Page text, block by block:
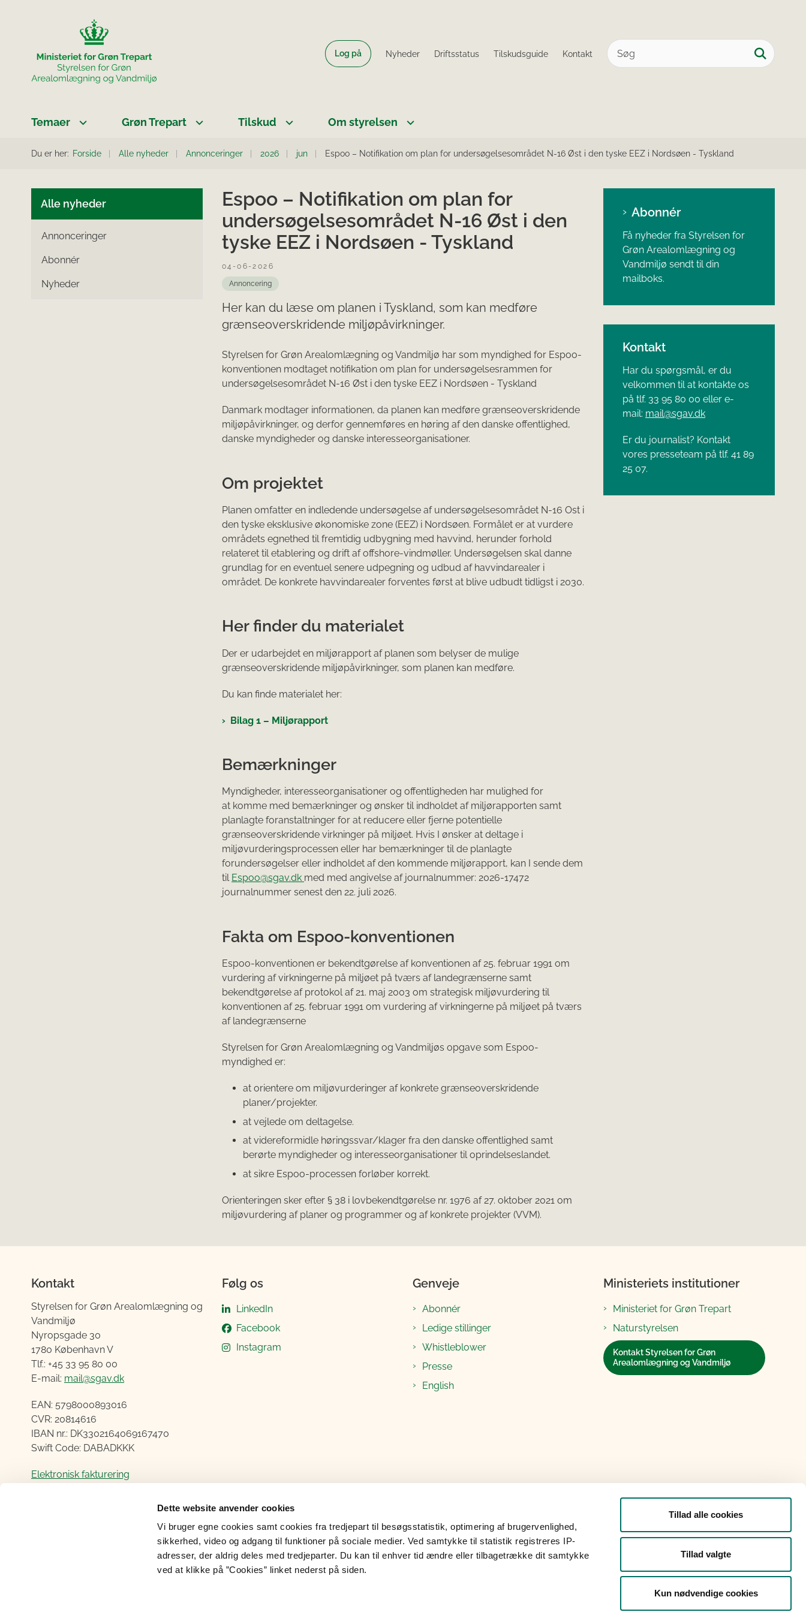
Dette website anvender cookies
Vi bruger egne cookies samt cookies fra tredjepart til besøgsstatistik, optimering af brugervenlighed,
sikkerhed, video og adgang til funktioner på sociale medier. Ved samtykke til statistik registreres IP-
adresser, der aldrig deles med tredjeparter. Du kan til enhver tid ændre eller tilbagetrække dit samtykke
ved at klikke på ”Cookies” linket nederst på siden.
Tillad alle cookies
Tillad valgte
Kun nødvendige cookies
Log på Nyheder Driftsstatus Tilskudsguide Kontakt
Temaer Grøn Trepart Tilskud Om styrelsen
Du er her: Forside Alle nyheder Annonceringer 2026 jun Espoo – Notifikation om plan for undersøgelsesområdet N-16 Øst i den tyske EEZ i Nordsøen - Tyskland
Alle nyheder
Annonceringer
Abonnér
Nyheder
Espoo – Notifikation om plan for
undersøgelsesområdet N-16 Øst i den
tyske EEZ i Nordsøen - Tyskland
04-06-2026
Annoncering
Her kan du læse om planen i Tyskland, som kan medføre
grænseoverskridende miljøpåvirkninger.
Styrelsen for Grøn Arealomlægning og Vandmiljø har som myndighed for Espoo-
konventionen modtaget notifikation om plan for undersøgelsesrammen for
undersøgelsesområdet N-16 Øst i den tyske EEZ i Nordsøen - Tyskland
Danmark modtager informationen, da planen kan medføre grænseoverskridende
miljøpåvirkninger, og derfor gennemføres en høring af den danske offentlighed,
danske myndigheder og danske interesseorganisationer.
Om projektet
Planen omfatter en indledende undersøgelse af undersøgelsesområdet N-16 Ost i
den tyske eksklusive økonomiske zone (EEZ) i Nordsøen. Formålet er at vurdere
områdets egnethed til fremtidig udbygning med havvind, herunder forhold
relateret til etablering og drift af offshore-vindmøller. Undersøgelsen skal danne
grundlag for en eventuel senere udpegning og udbud af havvindarealer i
området. De konkrete havvindarealer forventes først at blive udbudt tidligst i 2030.
Her finder du materialet
Der er udarbejdet en miljørapport af planen som belyser de mulige
grænseoverskridende miljøpåvirkninger, som planen kan medføre.
Du kan finde materialet her:
Bilag 1 – Miljørapport
Bemærkninger
Myndigheder, interesseorganisationer og offentligheden har mulighed for
at komme med bemærkninger og ønsker til indholdet af miljørapporten samt
planlagte foranstaltninger for at reducere eller fjerne potentielle
grænseoverskridende virkninger på miljøet. Hvis I ønsker at deltage i
miljøvurderingsprocessen eller har bemærkninger til de planlagte
forundersøgelser eller indholdet af den kommende miljørapport, kan I sende dem
til Espoo@sgav.dk med med angivelse af journalnummer: 2026-17472
journalnummer senest den 22. juli 2026.
Fakta om Espoo-konventionen
Espoo-konventionen er bekendtgørelse af konventionen af 25. februar 1991 om
vurdering af virkningerne på miljøet på tværs af landegrænserne samt
bekendtgørelse af protokol af 21. maj 2003 om strategisk miljøvurdering til
konventionen af 25. februar 1991 om vurdering af virkningerne på miljøet på tværs
af landegrænserne
Styrelsen for Grøn Arealomlægning og Vandmiljøs opgave som Espoo-
myndighed er:
at orientere om miljøvurderinger af konkrete grænseoverskridende
planer/projekter.
at vejlede om deltagelse.
at videreformidle høringssvar/klager fra den danske offentlighed samt
berørte myndigheder og interesseorganisationer til oprindelseslandet.
at sikre Espoo-processen forløber korrekt.
Orienteringen sker efter § 38 i lovbekendtgørelse nr. 1976 af 27. oktober 2021 om
miljøvurdering af planer og programmer og af konkrete projekter (VVM).
Abonnér
Få nyheder fra Styrelsen for
Grøn Arealomlægning og
Vandmiljø sendt til din
mailboks.
Kontakt
Har du spørgsmål, er du
velkommen til at kontakte os
på tlf. 33 95 80 00 eller e-
mail: mail@sgav.dk
Er du journalist? Kontakt
vores presseteam på tlf. 41 89
25 07.
Kontakt
Styrelsen for Grøn Arealomlægning og
Vandmiljø
Nyropsgade 30
1780 København V
Tlf.: +45 33 95 80 00
E-mail: mail@sgav.dk
EAN: 5798000893016
CVR: 20814616
IBAN nr.: DK3302164069167470
Swift Code: DABADKKK
Elektronisk fakturering
Følg os
LinkedIn
Facebook
Instagram
Genveje
Abonnér
Ledige stillinger
Whistleblower
Presse
English
Ministeriets institutioner
Ministeriet for Grøn Trepart
Naturstyrelsen
Kontakt Styrelsen for Grøn
Arealomlægning og Vandmiljø